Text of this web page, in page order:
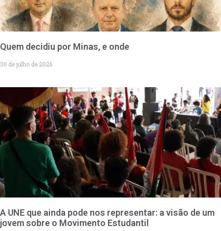
Quem decidiu por Minas, e onde
30 de julho de 2026
A UNE que ainda pode nos representar: a visão de um
jovem sobre o Movimento Estudantil